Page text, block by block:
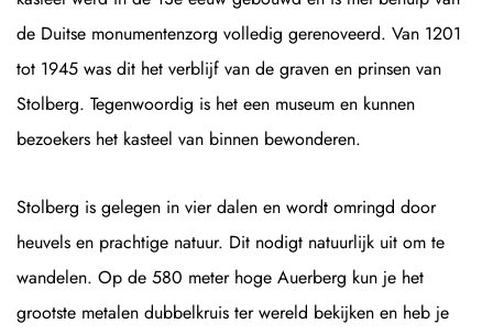
de Duitse monumentenzorg volledig gerenoveerd. Van 1201
tot 1945 was dit het verblijf van de graven en prinsen van
Stolberg. Tegenwoordig is het een museum en kunnen
bezoekers het kasteel van binnen bewonderen.
Stolberg is gelegen in vier dalen en wordt omringd door
heuvels en prachtige natuur. Dit nodigt natuurlijk uit om te
wandelen. Op de 580 meter hoge Auerberg kun je het
grootste metalen dubbelkruis ter wereld bekijken en heb je